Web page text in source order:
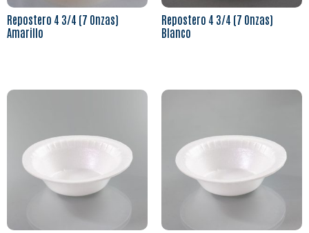
Repostero 4 3/4 (7 Onzas)
Amarillo
Repostero 4 3/4 (7 Onzas)
Blanco